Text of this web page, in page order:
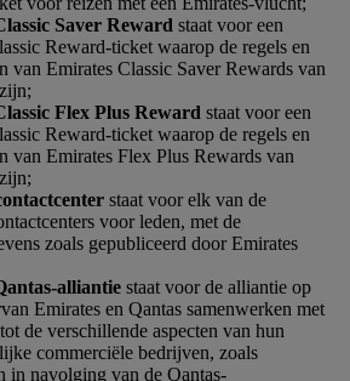
Saver Reward staat voor een
Reward-ticket waarop de regels en
van Emirates Classic Saver Rewards van
Flex Plus Reward staat voor een
Reward-ticket waarop de regels en
van Emirates Flex Plus Rewards van
staat voor elk van de
voor leden, met de
zoals gepubliceerd door Emirates
alliantie staat voor de alliantie op
Emirates en Qantas samenwerken met
de verschillende aspecten van hun
commerciële bedrijven, zoals
in navolging van de Qantas-